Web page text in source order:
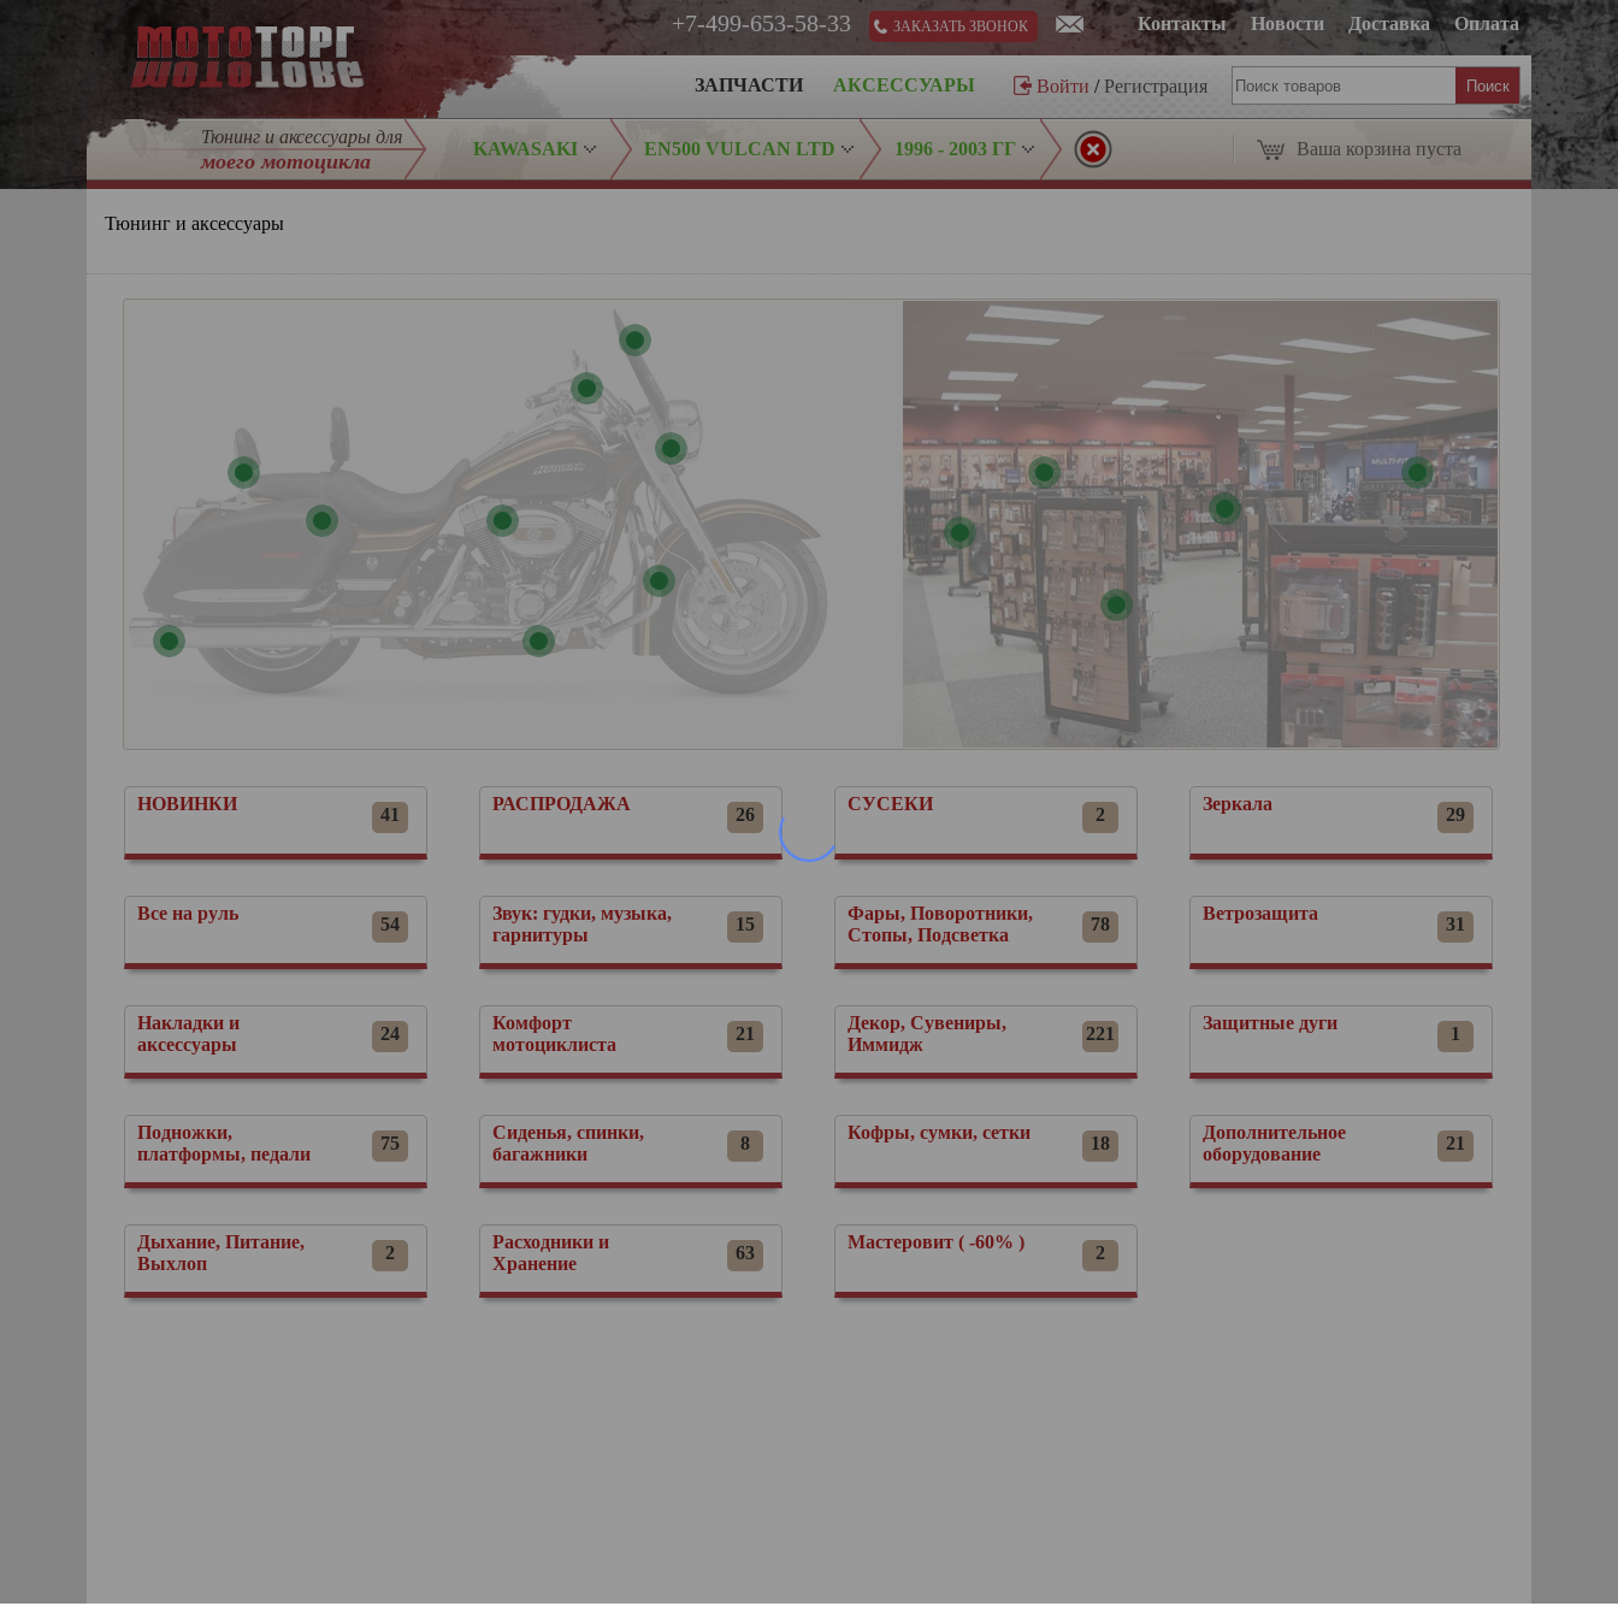
Оплата
Доставка
Новости
Контакты
ЗАКАЗАТЬ ЗВОНОК
+7-499-653-58-33
Войти /Регистрация
АКСЕССУАРЫ
ЗАПЧАСТИ
Тюнинг и аксессуары для
моего мотоцикла
KAWASAKI EN500 VULCAN LTD 1996 - 2003 ГГ Ваша корзина пуста
Тюнинг и аксессуары
НОВИНКИ
41
РАСПРОДАЖА
26
СУСЕКИ
2
Зеркала
29
Все на руль
54
Звук: гудки, музыка,
гарнитуры
15
Фары, Поворотники,
Стопы, Подсветка
78
Ветрозащита
31
Накладки и
аксессуары
24
Комфорт
мотоциклиста
21
Декор, Сувениры,
Иммидж
221
Защитные дуги
1
Подножки,
платформы, педали
75
Сиденья, спинки,
багажники
8
Кофры, сумки, сетки
18
Дополнительное
оборудование
21
Дыхание, Питание,
Выхлоп
2
Расходники и
Хранение
63
Мастеровит ( -60% )
2